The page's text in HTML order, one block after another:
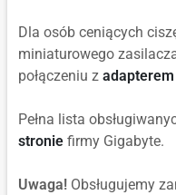
Dla osób ceniących
miniaturowego
połączeniu z
Pełna lista
stronie firmy Gigabyte.
Uwaga! Obsługujemy